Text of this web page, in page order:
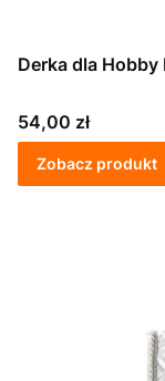
Derka dla
Cena
54,00 zł
Zobacz produkt